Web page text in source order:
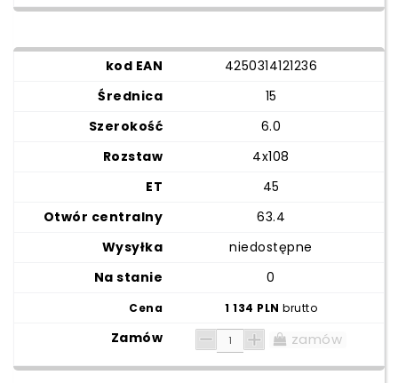
4250314121236
15
6.0
4x108
45
63.4
niedostępne
0
1 134 PLNbrutto
zamów